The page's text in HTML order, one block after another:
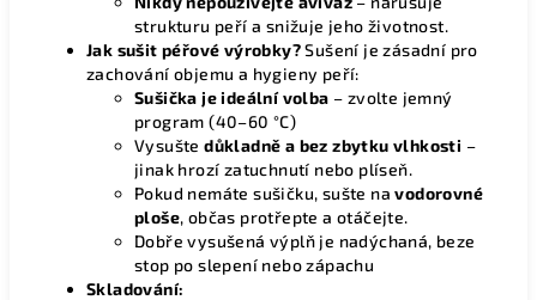
strukturu peří a snižuje jeho životnost.
Jak sušit péřové výrobky?Sušení je zásadní pro
zachování objemu a hygieny peří:
Sušička je ideální volba – zvolte jemný
program (40–60 °C)
Vysuštedůkladně a bez zbytku vlhkosti –
jinak hrozí zatuchnutí nebo plíseň.
Pokud nemáte sušičku, sušte navodorovné
ploše, občas protřepte a otáčejte.
Dobře vysušená výplň je nadýchaná, beze
stop po slepení nebo zápachu
Skladování: